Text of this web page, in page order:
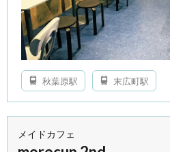
秋葉原駅 末広町駅
メイドカフェ